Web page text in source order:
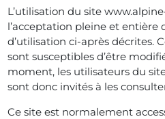
L’utilisation du site
l’acceptation pleine et entière
d’utilisation ci-après décrites.
sont susceptibles d’être
moment, les utilisateurs du
sont donc invités à les
Ce site est normalement